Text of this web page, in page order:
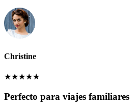
Christine
★★★★★
Perfecto para viajes familiares